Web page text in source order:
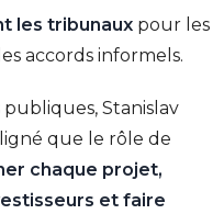
les tribunaux pour les
accords informels.
publiques, Stanislav
que le rôle de
chaque projet,
et faire